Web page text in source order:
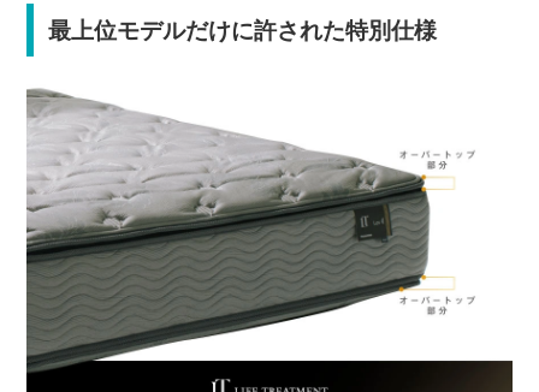
最上位モデルだけに許された特別仕様